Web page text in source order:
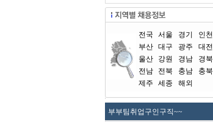
전국 서울 경기
인천
부산 대구 광주
대전
울산
강원 경남
경북
전남
전북 충남
충북
제주
세종 해외
부부팀취업구인구직~~